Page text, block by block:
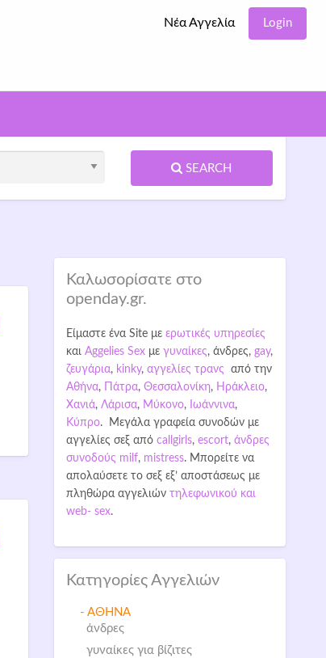
Νέα Αγγελία Login
SEARCH
Καλωσορίσατε στο
openday.gr.
Είμαστε ένα Site με ερωτικές υπηρεσίες
και Aggelies Sexμε γυναίκες, άνδρες, gay,
ζευγάρια, kinky, αγγελίες τρανς από την
Αθήνα, Πάτρα, Θεσσαλονίκη, Ηράκλειο,
Χανιά, Λάρισα, Μύκονο, Ιωάννινα,
Κύπρο. Μεγάλα γραφεία συνοδών με
αγγελίες σεξ από callgirls, escort, άνδρες
συνοδούς milf, mistress. Μπορείτε να
απολαύσετε το σεξ εξ’ αποστάσεως με
πληθώρα αγγελιών τηλεφωνικού και
web- sex.
Κατηγορίες Αγγελιών
- ΑΘΗΝΑ
άνδρες
γυναίκες για βίζιτες